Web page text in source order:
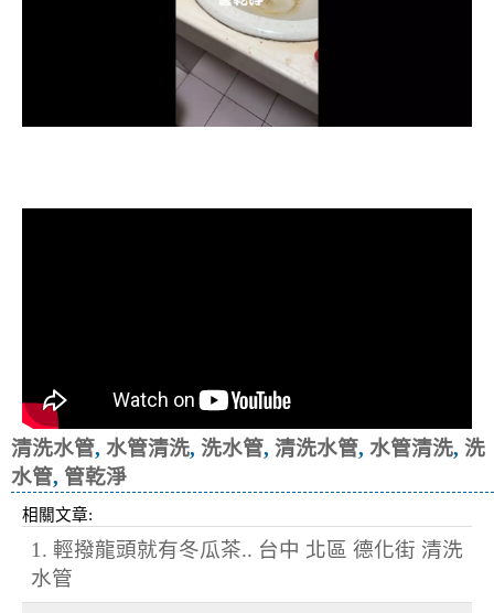
清洗水管, 水管清洗, 洗水管, 清洗水管, 水管清洗, 洗
水管, 管乾淨
相關文章:
1. 輕撥龍頭就有冬瓜茶.. 台中 北區 德化街 清洗
水管